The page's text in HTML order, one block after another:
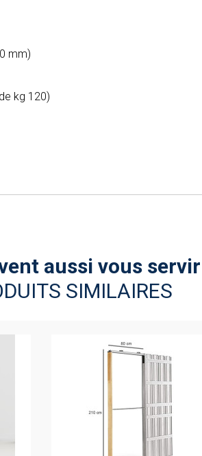
mm)
kg 120)
aussi vous servir
SIMILAIRES